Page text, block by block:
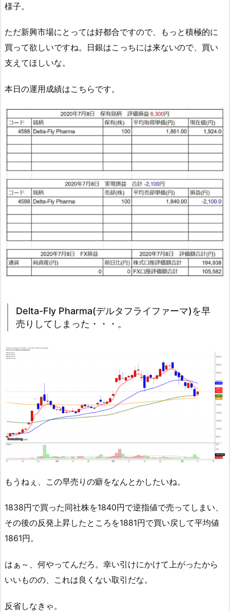
様子。
ただ新興市場にとっては好都合ですので、もっと積極的に
買って欲しいですね。日銀はこっちには来ないので、買い
支えてほしいな。
本日の運用成績はこちらです。
Delta-Fly Pharma(デルタフライファーマ)を早
売りしてしまった・・・。
もうねぇ、この早売りの癖をなんとかしたいね。
1838円で買った同社株を1840円で逆指値で売ってしまい、
その後の反発上昇したところを1881円で買い戻して平均値
1861円。
はぁ～、何やってんだろ。幸い引けにかけて上がったから
いいものの、これは良くない取引だな。
反省しなきゃ。